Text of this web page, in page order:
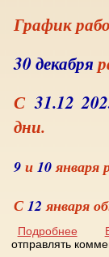
График
30 декабря
С31.12
дни.
9 и10января
С12 января
Подробнее о
отправлять